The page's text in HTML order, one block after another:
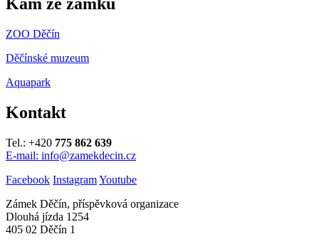
ZOO Děčín
Děčínské muzeum
Aquapark
Kontakt
Tel.: +420 775 862 639
E-mail: info@zamekdecin.cz
Facebook InstagramYoutube
Zámek Děčín, příspěvková organizace
Dlouhá jízda 1254
405 02 Děčín 1